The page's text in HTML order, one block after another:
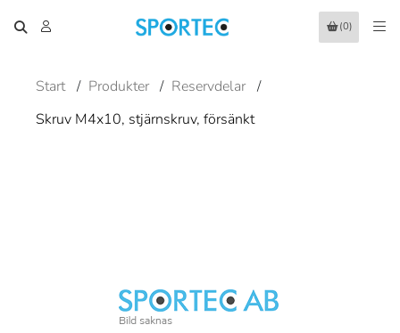
(0)
Start / Produkter / Reservdelar /
Skruv M4x10, stjärnskruv, försänkt